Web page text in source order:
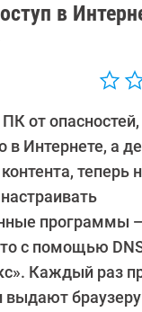
в
от
в Интернете, а
теперь
программы
с помощью
Каждый раз
выдают